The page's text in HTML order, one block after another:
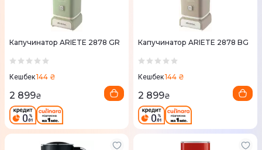
Капучинатор ARIETE 2878 GR
Кешбек144 ₴
2 899₴
Капучинатор ARIETE 2878 BG
Кешбек144 ₴
2 899₴